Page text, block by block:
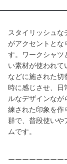
スタイリッシュ
がアクセントとな
す。ワークシャツ
い素材が使われて
などに施された切
時に感じさせ、日
ルなデザインな
練された印象を作
群で、普段使いや
ムです。
ーーーーーーーー